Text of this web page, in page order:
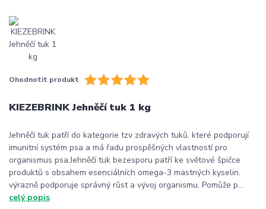
Ohodnotit produkt
KIEZEBRINK Jehněčí tuk 1 kg
Jehněčí tuk patří do kategorie tzv zdravých tuků. které podporují
imunitní systém psa a má řadu prospěšných vlastností pro
organismus psa.Jehněčí tuk bezesporu patří ke světové špičce
produktů s obsahem esenciálních omega-3 mastných kyselin.
výrazně podporuje správný růst a vývoj organismu. Pomůže p...
celý popis